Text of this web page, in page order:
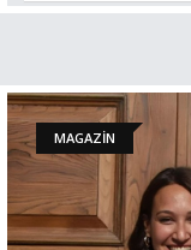
MAGAZİN